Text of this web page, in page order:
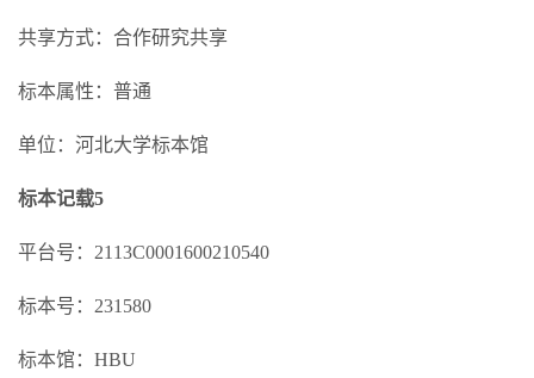
共享方式：合作研究共享
标本属性：普通
单位：河北大学标本馆
标本记载5
平台号：2113C0001600210540
标本号：231580
标本馆：HBU